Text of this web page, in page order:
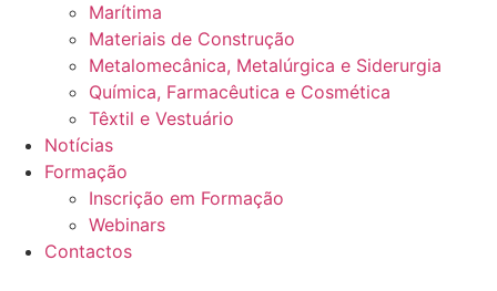
Marítima
Materiais de Construção
Metalomecânica, Metalúrgica e Siderurgia
Química, Farmacêutica e Cosmética
Têxtil e Vestuário
Notícias
Formação
Inscrição em Formação
Webinars
Contactos